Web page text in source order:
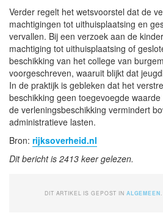
Verder regelt het wetsvoorstel dat de
machtigingen tot uithuisplaatsing en
vervallen. Bij een verzoek aan de
machtiging tot uithuisplaatsing of
beschikking van het college van
voorgeschreven, waaruit blijkt dat
In de praktijk is gebleken dat het
beschikking geen toegevoegde
de verleningsbeschikking vermindert
administratieve lasten.
Bron: rijksoverheid.nl
Dit bericht is 2413 keer gelezen.
DIT ARTIKEL IS GEPOST IN ALGEMEEN